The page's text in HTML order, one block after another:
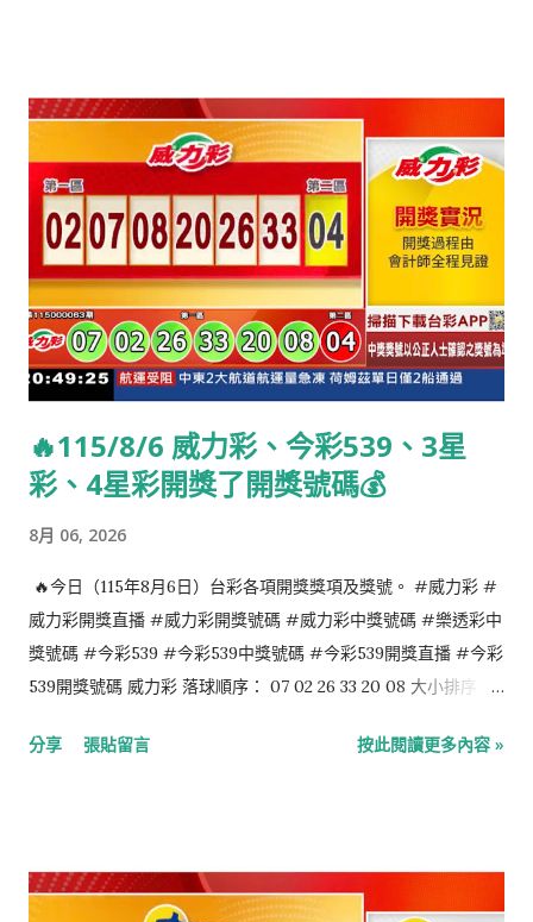
🔥115/8/6 威力彩、今彩539、3星
彩、4星彩開獎了開獎號碼💰
8月 06, 2026
🔥今日（115年8月6日）台彩各項開獎獎項及獎號。 #威力彩 #
威力彩開獎直播 #威力彩開獎號碼 #威力彩中獎號碼 #樂透彩中
獎號碼 #今彩539 #今彩539中獎號碼 #今彩539開獎直播 #今彩
539開獎號碼 威力彩 落球順序： 07 02 26 33 20 08 大小排序：
03 大小排序： 03 09 16 24 35 4星彩 6 3 4 5 3星彩 1 0 7
分享 張貼留言 按此閱讀更多內容 »